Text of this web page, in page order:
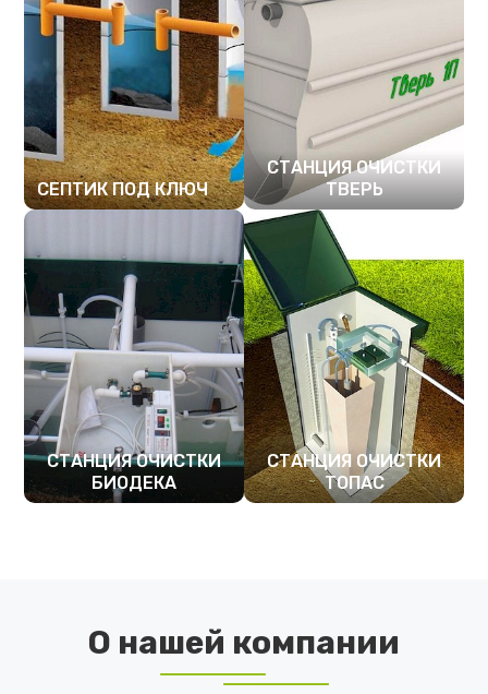
СЕПТИК ПОД КЛЮЧ
СТАНЦИЯ ОЧИСТКИ
ТВЕРЬ
ПОДРОБНЕЕ
СТАНЦИЯ ОЧИСТКИ
БИОДЕКА
СТАНЦИЯ ОЧИСТКИ
ТОПАС
О нашей компании